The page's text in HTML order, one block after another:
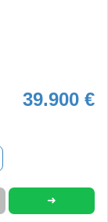
39.900 €
➜